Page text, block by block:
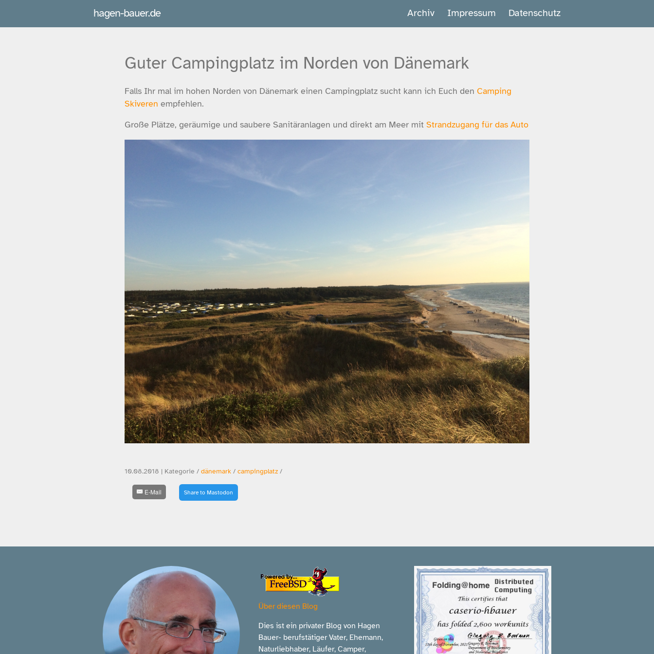
hagen-bauer.de Archiv Impressum Datenschutz
Guter Campingplatz im Norden von Dänemark
Falls Ihr mal im hohen Norden von Dänemark einen Campingplatz sucht kann ich Euch den Camping
Skiveren empfehlen.
Große Plätze, geräumige und saubere Sanitäranlagen und direkt am Meer mit Strandzugang für das Auto
10.08.2018 | Kategorie / dänemark / campingplatz /
E-Mail Share to Mastodon
Über diesen Blog
Dies ist ein privater Blog von Hagen
Bauer- berufstätiger Vater, Ehemann,
Naturliebhaber, Läufer, Camper,